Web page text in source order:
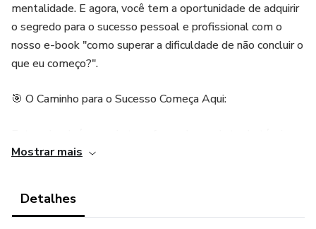
mentalidade. E agora, você tem a oportunidade de adquirir
o segredo para o sucesso pessoal e profissional com o
nosso e-book "como superar a dificuldade de não concluir o
que eu começo?".
🎯 O Caminho para o Sucesso Começa Aqui:
de copywriting que irão desbloquear todo o seu potencial.
todos os seus empreendimentos.
Mostrar mais
Detalhes